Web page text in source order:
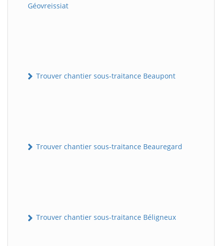
Géovreissiat
Trouver chantier sous-traitance Beaupont
Trouver chantier sous-traitance Beauregard
Trouver chantier sous-traitance Béligneux